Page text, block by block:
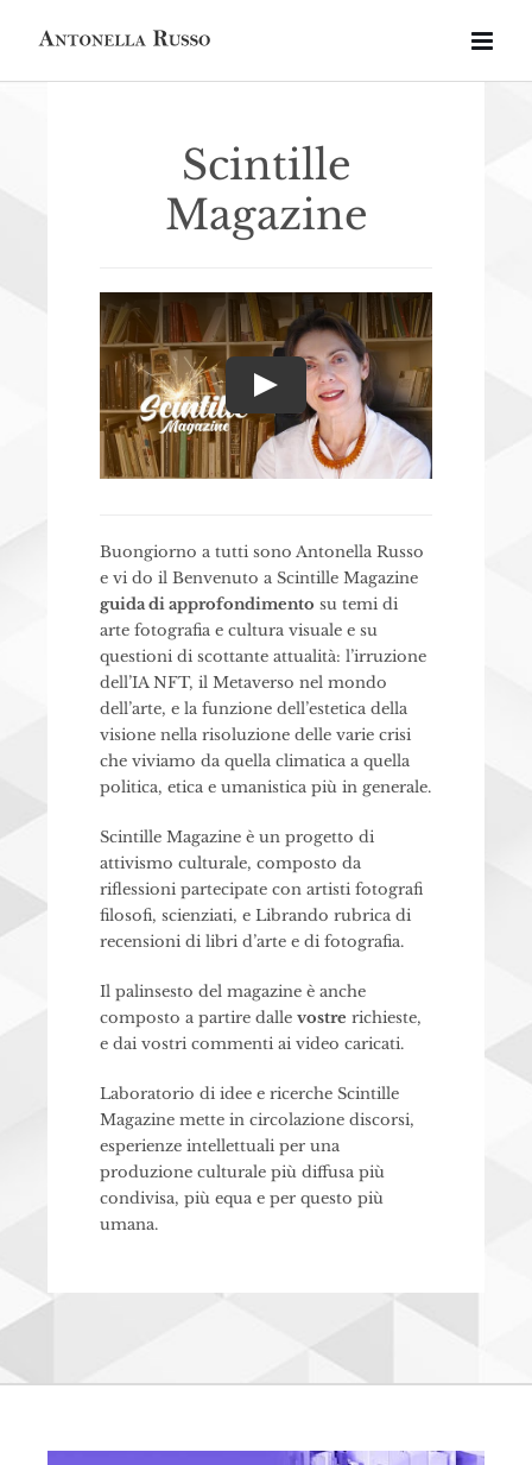
contenuto
Scintille
Magazine
Buongiorno a tutti sono Antonella Russo
e vi do il Benvenuto a Scintille Magazine
guida di approfondimento su temi di
arte fotografia e cultura visuale e su
questioni di scottante attualità: l’irruzione
dell’IA NFT, il Metaverso nel mondo
dell’arte, e la funzione dell’estetica della
visione nella risoluzione delle varie crisi
che viviamo da quella climatica a quella
politica, etica e umanistica più in generale.
Scintille Magazine è un progetto di
attivismo culturale, composto da
riflessioni partecipate con artisti fotografi
filosofi, scienziati, e Librando rubrica di
recensioni di libri d’arte e di fotografia.
Il palinsesto del magazine è anche
composto a partire dallevostre richieste,
e dai vostri commenti ai video caricati.
Laboratorio di idee e ricerche Scintille
Magazine mette in circolazione discorsi,
esperienze intellettuali per una
produzione culturale più diffusa più
condivisa, più equa e per questo più
umana.